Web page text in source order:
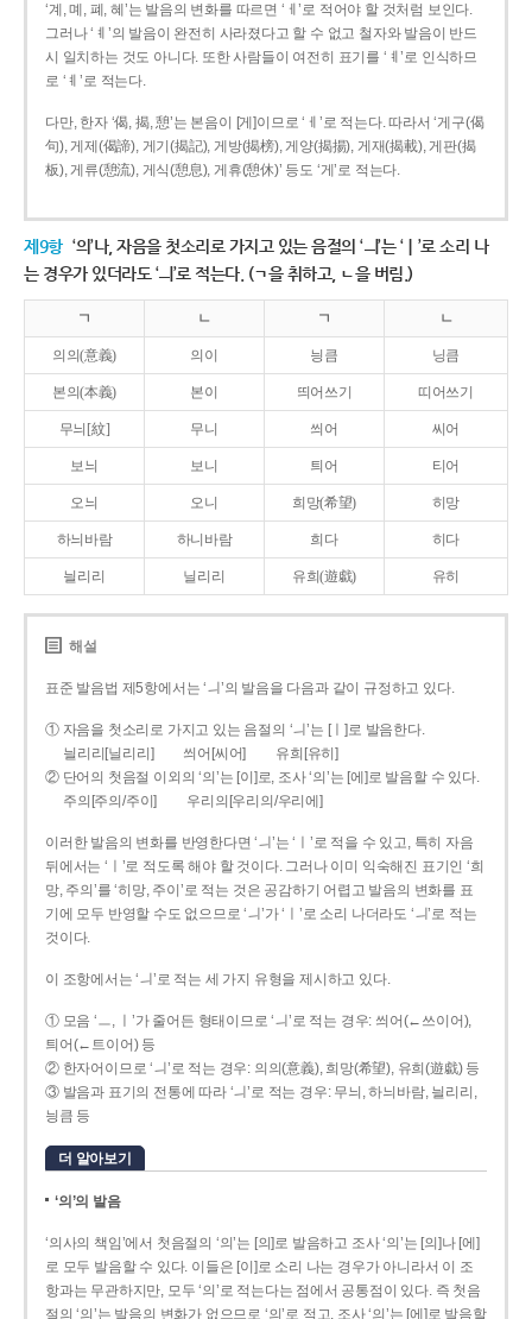
‘계, 몌, 폐, 혜’는 발음의 변화를 따르면 ‘ㅔ’로 적어야 할 것처럼 보인다.
그러나 ‘ㅖ’의 발음이 완전히 사라졌다고 할 수 없고 철자와 발음이 반드
시 일치하는 것도 아니다. 또한 사람들이 여전히 표기를 ‘ㅖ’로 인식하므
로 ‘ㅖ’로 적는다.
다만, 한자 ‘偈, 揭, 憩’는 본음이 [게]이므로 ‘ㅔ’로 적는다. 따라서 ‘게구(偈
句), 게제(偈諦), 게기(揭記), 게방(揭榜), 게양(揭揚), 게재(揭載), 게판(揭
板), 게류(憩流), 게식(憩息), 게휴(憩休)’ 등도 ‘게’로 적는다.
제9항 ‘의’나, 자음을 첫소리로 가지고 있는 음절의 ‘ㅢ’는 ‘ㅣ’로 소리 나
는 경우가 있더라도 ‘ㅢ’로 적는다. (ㄱ을 취하고, ㄴ을 버림.)
ㄱ ㄴ ㄱ ㄴ
의의(意義) 의이 닁큼 닝큼
본의(本義) 본이 띄어쓰기 띠어쓰기
무늬[紋] 무니 씌어 씨어
보늬 보니 틔어 티어
오늬 오니 희망(希望) 히망
하늬바람 하니바람 희다 히다
늴리리 닐리리 유희(遊戱) 유히
해설
표준 발음법 제5항에서는 ‘ㅢ’의 발음을 다음과 같이 규정하고 있다.
① 자음을 첫소리로 가지고 있는 음절의 ‘ㅢ’는 [ㅣ]로 발음한다.
늴리리[닐리리]
씌어[씨어]
유희[유히]
② 단어의 첫음절 이외의 ‘의’는 [이]로, 조사 ‘의’는 [에]로 발음할 수 있다.
주의[주의/주이]
우리의[우리의/우리에]
이러한 발음의 변화를 반영한다면 ‘ㅢ’는 ‘ㅣ’로 적을 수 있고, 특히 자음
뒤에서는 ‘ㅣ’로 적도록 해야 할 것이다. 그러나 이미 익숙해진 표기인 ‘희
망, 주의’를 ‘히망, 주이’로 적는 것은 공감하기 어렵고 발음의 변화를 표
기에 모두 반영할 수도 없으므로 ‘ㅢ’가 ‘ㅣ’로 소리 나더라도 ‘ㅢ’로 적는
것이다.
이 조항에서는 ‘ㅢ’로 적는 세 가지 유형을 제시하고 있다.
① 모음 ‘ㅡ, ㅣ’가 줄어든 형태이므로 ‘ㅢ’로 적는 경우: 씌어(←쓰이어),
틔어(←트이어) 등
② 한자어이므로 ‘ㅢ’로 적는 경우: 의의(意義), 희망(希望), 유희(遊戱) 등
③ 발음과 표기의 전통에 따라 ‘ㅢ’로 적는 경우: 무늬, 하늬바람, 늴리리,
닁큼 등
더 알아보기
‘의’의 발음
‘의사의 책임’에서 첫음절의 ‘의’는 [의]로 발음하고 조사 ‘의’는 [의]나 [에]
로 모두 발음할 수 있다. 이들은 [이]로 소리 나는 경우가 아니라서 이 조
항과는 무관하지만, 모두 ‘의’로 적는다는 점에서 공통점이 있다. 즉 첫음
절의 ‘의’는 발음의 변화가 없으므로 ‘의’로 적고, 조사 ‘의’는 [에]로 발음할